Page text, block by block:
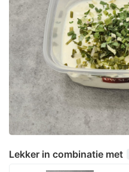
Lekker in combinatie met